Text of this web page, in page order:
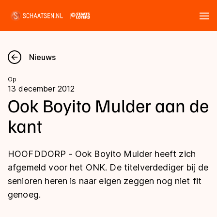
Nieuws
Kalender
Disciplines
Langebaan
Shorttrack
Inlineskaten
Uitslagen
Langebaan
Shorttrack
Tijden & historie
Nieuws
Op
13 december 2012
Ook Boyito Mulder aan de
kant
HOOFDDORP - Ook Boyito Mulder heeft zich
afgemeld voor het ONK. De titelverdediger bij de
senioren heren is naar eigen zeggen nog niet fit
genoeg.